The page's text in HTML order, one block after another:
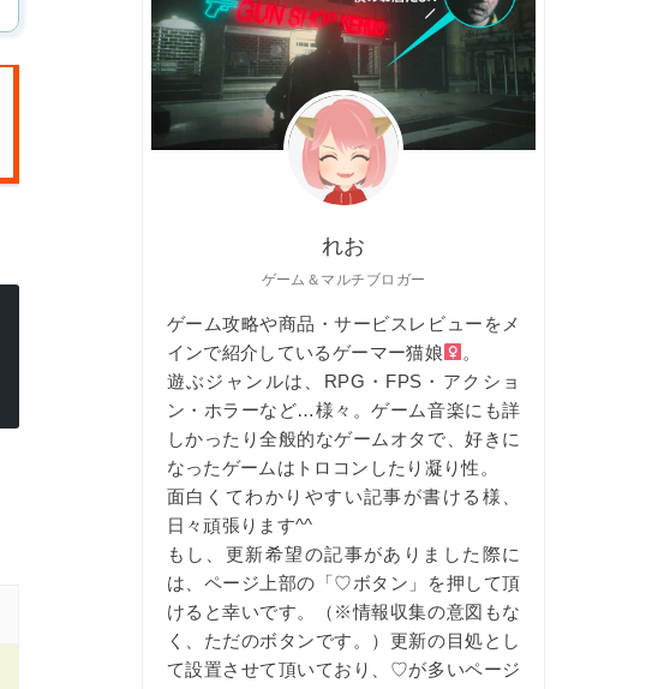
れお
ゲーム＆マルチブロガー
ゲーム攻略や商品・サービスレビューをメ
インで紹介しているゲーマー猫娘
。
遊ぶジャンルは、RPG・FPS・アクショ
ン・ホラーなど…様々。ゲーム音楽にも詳
しかったり全般的なゲームオタで、好きに
なったゲームはトロコンしたり凝り性。
面白くてわかりやすい記事が書ける様、
日々頑張ります^^
もし、更新希望の記事がありました際に
は、ページ上部の「♡ボタン」を押して頂
けると幸いです。（※情報収集の意図もな
く、ただのボタンです。）更新の目処とし
て設置させて頂いており、♡が多いページ